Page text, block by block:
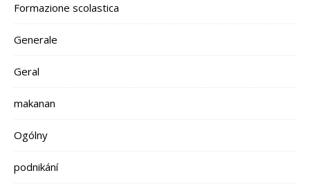
Formazione scolastica
Generale
Geral
makanan
Ogólny
podnikání